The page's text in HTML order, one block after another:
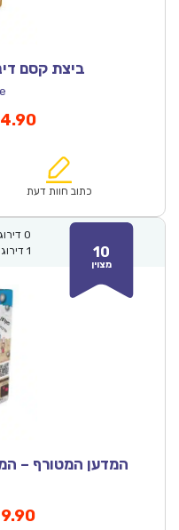
ביצת קסם
₪36.00.
המחיר
הוא:
כתוב חוות דעת
10
מצוין
0
1
המדען המטורף –
המחיר